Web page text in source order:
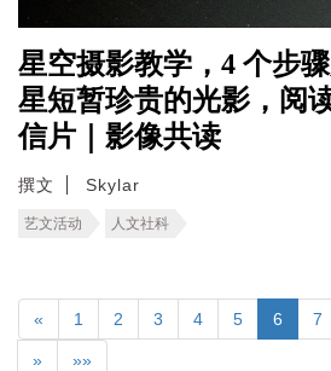
星空摄影教学，4 个步
星短暂珍贵的光影，阅
信片｜影像共读
撰文 Skylar
艺文活动 人文社科
« 1 2 3 4 5 6 7
» »»